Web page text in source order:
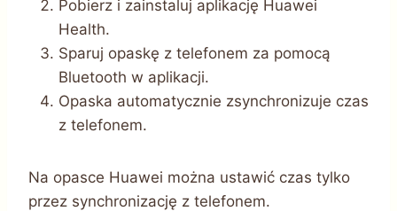
Pobierz i zainstaluj aplikację Huawei
Health.
Sparuj opaskę z telefonem za pomocą
Bluetooth w aplikacji.
Opaska automatycznie zsynchronizuje czas
z telefonem.
Na opasce Huawei można ustawić czas tylko
przez synchronizację z telefonem.